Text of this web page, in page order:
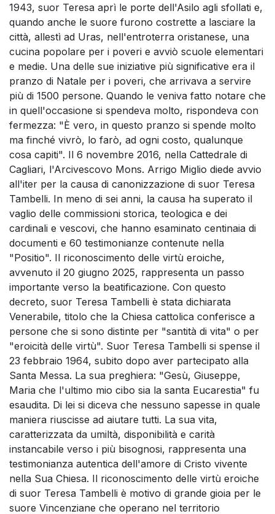
1943, suor Teresa aprì le porte dell'Asilo agli sfollati e,
quando anche le suore furono costrette a lasciare la
città, allestì ad Uras, nell'entroterra oristanese, una
cucina popolare per i poveri e avviò scuole elementari
e medie. Una delle sue iniziative più significative era il
pranzo di Natale per i poveri, che arrivava a servire
più di 1500 persone. Quando le veniva fatto notare che
in quell'occasione si spendeva molto, rispondeva con
fermezza: "È vero, in questo pranzo si spende molto
ma finché vivrò, lo farò, ad ogni costo, qualunque
cosa capiti". Il 6 novembre 2016, nella Cattedrale di
Cagliari, l'Arcivescovo Mons. Arrigo Miglio diede avvio
all'iter per la causa di canonizzazione di suor Teresa
Tambelli. In meno di sei anni, la causa ha superato il
vaglio delle commissioni storica, teologica e dei
cardinali e vescovi, che hanno esaminato centinaia di
documenti e 60 testimonianze contenute nella
"Positio". Il riconoscimento delle virtù eroiche,
avvenuto il 20 giugno 2025, rappresenta un passo
importante verso la beatificazione. Con questo
decreto, suor Teresa Tambelli è stata dichiarata
Venerabile, titolo che la Chiesa cattolica conferisce a
persone che si sono distinte per "santità di vita" o per
"eroicità delle virtù". Suor Teresa Tambelli si spense il
23 febbraio 1964, subito dopo aver partecipato alla
Santa Messa. La sua preghiera: "Gesù, Giuseppe,
Maria che l'ultimo mio cibo sia la santa Eucarestia" fu
esaudita. Di lei si diceva che nessuno sapesse in quale
maniera riuscisse ad aiutare tutti. La sua vita,
caratterizzata da umiltà, disponibilità e carità
instancabile verso i più bisognosi, rappresenta una
testimonianza autentica dell'amore di Cristo vivente
nella Sua Chiesa. Il riconoscimento delle virtù eroiche
di suor Teresa Tambelli è motivo di grande gioia per le
suore Vincenziane che operano nel territorio